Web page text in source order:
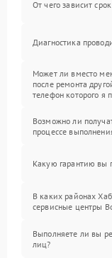
От чего зависит
Диагностика
Может ли вместо
после ремонта
телефон которого я
Возможно ли
процессе
Какую гарантию вы
В каких районах
сервисные центры
Выполняете ли вы
лиц?